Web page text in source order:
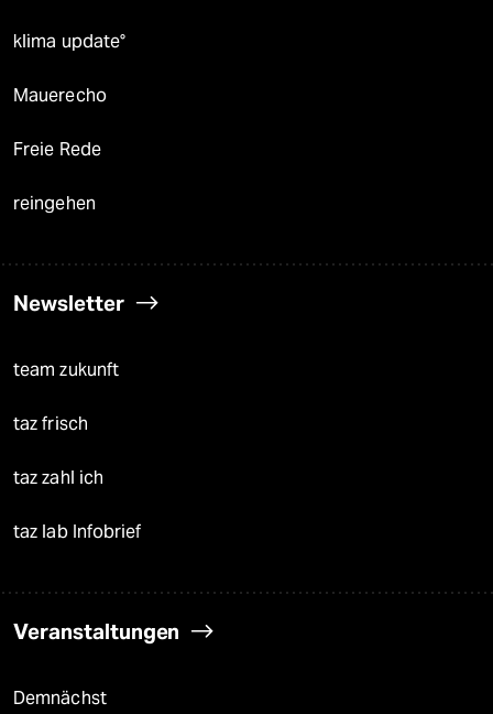
klima update°
Mauerecho
Freie Rede
reingehen
Newsletter
team zukunft
taz frisch
taz zahl ich
taz lab Infobrief
Veranstaltungen
Demnächst